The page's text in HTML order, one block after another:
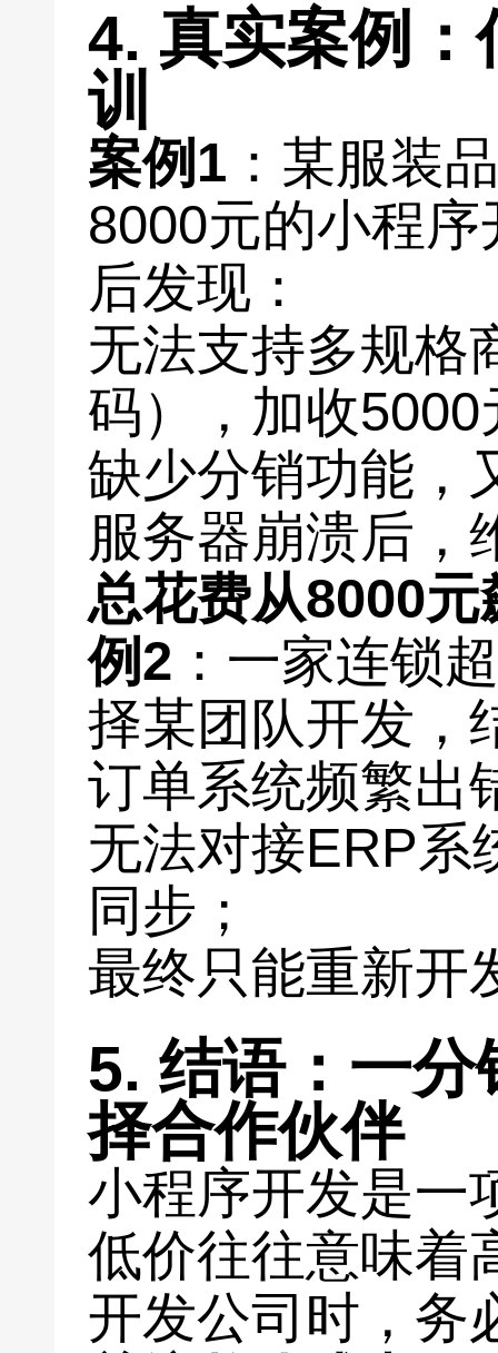
4. 真实案例
训
案例1 ：某服装
8000元的小程
后发现：
无法支持多规格
码），加收5000
缺少分销功能，
服务器崩溃后，
总花费从8000
例2 ：一家连锁
择某团队开发，
订单系统频繁出
无法对接ERP系
同步；
最终只能重新开
5. 结语：一
择合作伙伴
小程序开发是一
低价往往意味着
开发公司时，务